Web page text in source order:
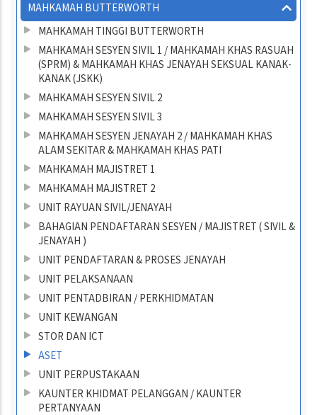
MAHKAMAH BUTTERWORTH
MAHKAMAH TINGGI BUTTERWORTH
MAHKAMAH SESYEN SIVIL 1 / MAHKAMAH KHAS RASUAH
(SPRM) & MAHKAMAH KHAS JENAYAH SEKSUAL KANAK-
KANAK (JSKK)
MAHKAMAH SESYEN SIVIL 2
MAHKAMAH SESYEN SIVIL 3
MAHKAMAH SESYEN JENAYAH 2 / MAHKAMAH KHAS
ALAM SEKITAR & MAHKAMAH KHAS PATI
MAHKAMAH MAJISTRET 1
MAHKAMAH MAJISTRET 2
UNIT RAYUAN SIVIL/JENAYAH
BAHAGIAN PENDAFTARAN SESYEN / MAJISTRET ( SIVIL &
JENAYAH )
UNIT PENDAFTARAN & PROSES JENAYAH
UNIT PELAKSANAAN
UNIT PENTADBIRAN / PERKHIDMATAN
UNIT KEWANGAN
STOR DAN ICT
ASET
UNIT PERPUSTAKAAN
KAUNTER KHIDMAT PELANGGAN / KAUNTER
PERTANYAAN